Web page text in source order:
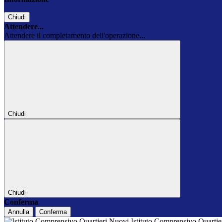
Chiudi
Attendere...
Attendere il completamento dell'operazione...
Chiudi
Chiudi
Conferma
Annulla Conferma